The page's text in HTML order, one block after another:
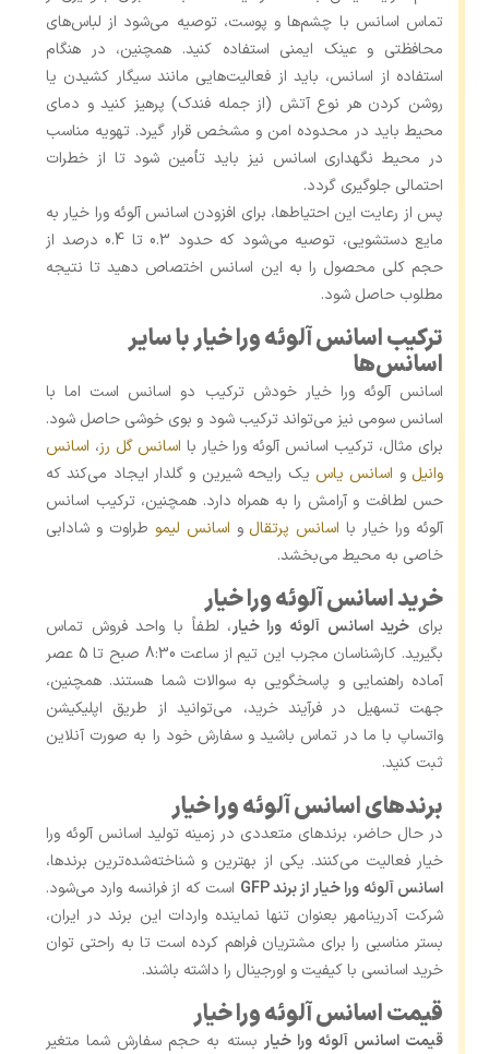
تماس اسانس با چشم‌ها و پوست، توصیه می‌شود از لباس‌های
محافظتی و عینک ایمنی استفاده کنید. همچنین، در هنگام
استفاده از اسانس، باید از فعالیت‌هایی مانند سیگار کشیدن یا
روشن کردن هر نوع آتش (از جمله فندک) پرهیز کنید و دمای
محیط باید در محدوده امن و مشخص قرار گیرد. تهویه مناسب
در محیط نگهداری اسانس نیز باید تأمین شود تا از خطرات
احتمالی جلوگیری گردد.
پس از رعایت این احتیاط‌ها، برای افزودن اسانس آلوئه ورا خیار به
مایع دستشویی، توصیه می‌شود که حدود 0.3 تا 0.4 درصد از
حجم کلی محصول را به این اسانس اختصاص دهید تا نتیجه
مطلوب حاصل شود.
ترکیب اسانس آلوئه ورا خیار با سایر
اسانس‌ها
اسانس آلوئه ورا خیار خودش ترکیب دو اسانس است اما با
اسانس سومی نیز می‌تواند ترکیب شود و بوی خوشی حاصل شود.
برای مثال، ترکیب اسانس آلوئه ورا خیار با اسانس‌ گل رز، اسانس
وانیل و اسانس یاس یک رایحه شیرین و گلدار ایجاد می‌کند که
حس لطافت و آرامش را به همراه دارد. همچنین، ترکیب اسانس
آلوئه ورا خیار با اسانس‌ پرتقال و اسانس لیمو طراوت و شادابی
خاصی به محیط می‌بخشد.
خرید اسانس آلوئه ورا خیار
برای خرید اسانس آلوئه ورا خیار، لطفاً با واحد فروش تماس
بگیرید. کارشناسان مجرب این تیم از ساعت 8:30 صبح تا 5 عصر
آماده راهنمایی و پاسخگویی به سوالات شما هستند. همچنین،
جهت تسهیل در فرآیند خرید، می‌توانید از طریق اپلیکیشن
واتساپ با ما در تماس باشید و سفارش خود را به صورت آنلاین
ثبت کنید.
برندهای اسانس آلوئه ورا خیار
در حال حاضر، برندهای متعددی در زمینه تولید اسانس آلوئه ورا
خیار فعالیت می‌کنند. یکی از بهترین و شناخته‌شده‌ترین برندها،
اسانس آلوئه ورا خیار از برند GFP
است که از فرانسه وارد می‌شود.
شرکت آدرینامهر بعنوان تنها نماینده واردات این برند در ایران،
بستر مناسبی را برای مشتریان فراهم کرده است تا به راحتی توان
خرید اسانسی با کیفیت و اورجینال را داشته باشند.
قیمت اسانس آلوئه ورا خیار
قیمت اسانس آلوئه ورا خیار بسته به حجم سفارش شما متغیر